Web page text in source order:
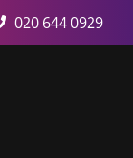
020 644 0929